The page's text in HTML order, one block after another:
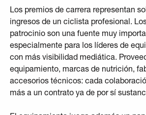
Los premios de carrera representan
ingresos de un ciclista profesional.
patrocinio son una fuente muy
especialmente para los líderes de
con más visibilidad mediática.
equipamiento, marcas de nutrición,
accesorios técnicos: cada
más a un contrato ya de por sí